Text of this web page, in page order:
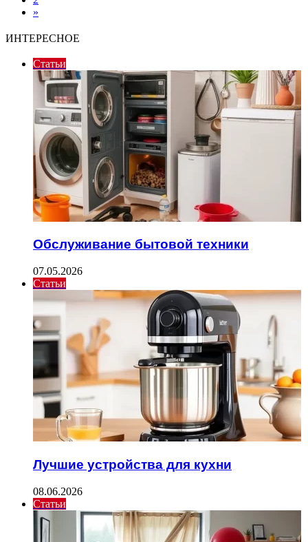
»
ИНТЕРЕСНОЕ
Статьи
Обслуживание бытовой техники
07.05.2026
Статьи
Лучшие устройства для кухни
08.06.2026
Статьи